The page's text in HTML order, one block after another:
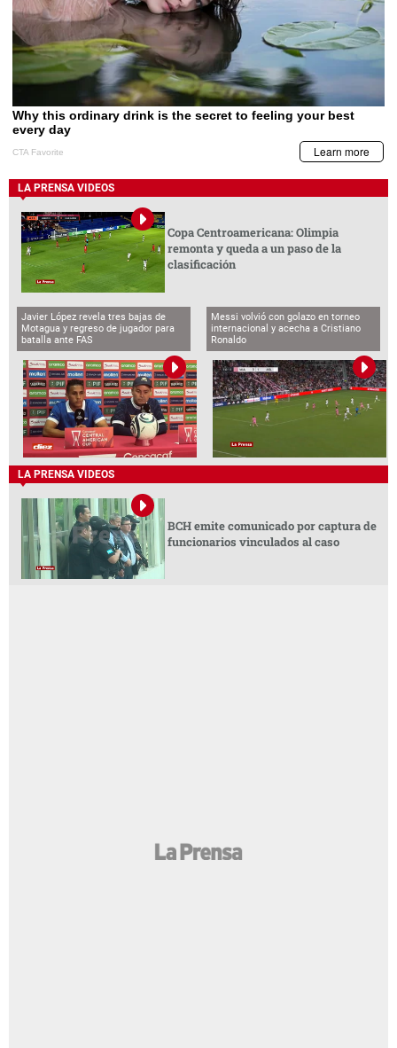
LA PRENSA VIDEOS
Copa Centroamericana: Olimpia
remonta y queda a un paso de la
clasificación
Javier López revela tres bajas de
Motagua y regreso de jugador para
batalla ante FAS
Messi volvió con golazo en torneo
internacional y acecha a Cristiano
Ronaldo
LA PRENSA VIDEOS
BCH emite comunicado por captura de
funcionarios vinculados al caso